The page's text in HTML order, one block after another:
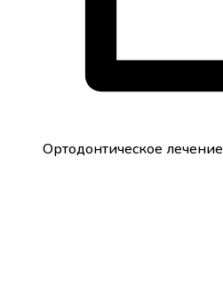
Ортодонтическое лечение